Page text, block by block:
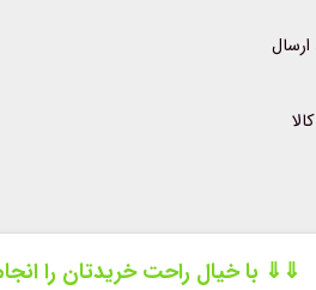
⇓⇓ با خیال راحت خریدتان را